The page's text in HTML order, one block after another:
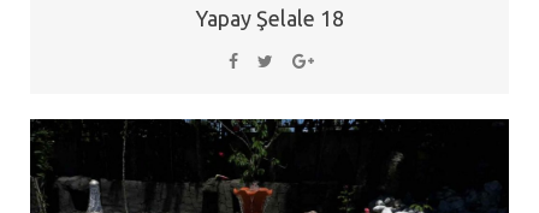
Yapay Şelale 18